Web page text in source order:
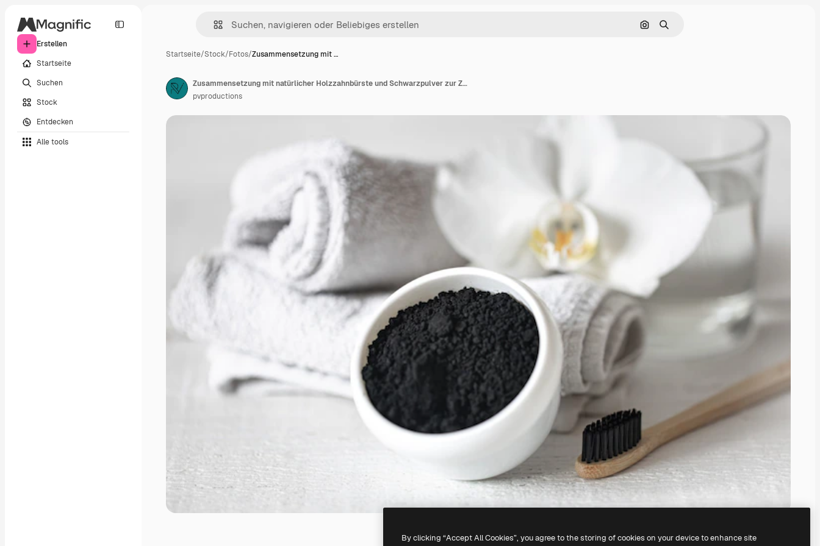
Erstellen
Startseite
Suchen
Stock
Entdecken
Alle tools
Nach Bild suchen
Suchen
Startseite/Stock/Fotos/Zusammensetzung mit …
Zusammensetzung mit natürlicher Holzzahnbürste und Schwarzpulver zur Zahnaufhellung.
pvproductions
By clicking “Accept All Cookies”, you agree to the storing of cookies on your device to enhance site